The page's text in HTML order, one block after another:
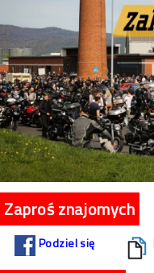
Zaproś znajomych
Podziel się